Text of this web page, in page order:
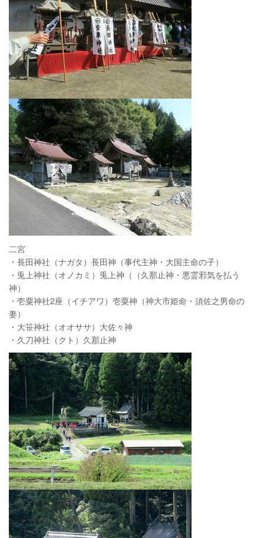
二宮
・長田神社（ナガタ）長田神（事代主神・大国主命の子）
・兎上神社（オノカミ）兎上神（（久那止神・悪霊邪気を払う
神）
・壱粟神社2座（イチアワ）壱粟神（神大市姫命・須佐之男命の
妻）
・大笹神社（オオササ）大佐々神
・久刀神社（クト）久那止神